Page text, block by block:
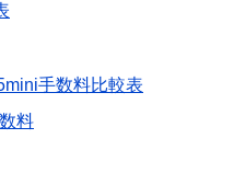
手数料比較表
料